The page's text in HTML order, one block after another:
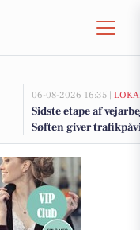
06-08-2026 16:35 |
Sidste etape af
Søften giver
kommende uger